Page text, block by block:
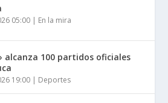
05:00 | En la mira
alcanza 100 partidos oficiales
19:00 | Deportes